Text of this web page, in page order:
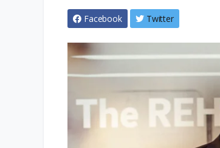
Facebook Twitter